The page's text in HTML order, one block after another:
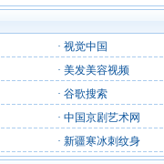
· 视觉中国
· 美发美容视频
· 谷歌搜索
· 中国京剧艺术网
· 新疆寒冰刺纹身